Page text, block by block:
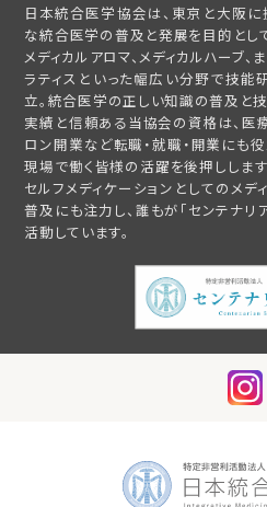
日本統合医学協会は、東京と大阪
な統合医学の普及と発展を目的とし
メディカルアロマ、メディカルハーブ、
ラティスといった幅広い分野で技
立。統合医学の正しい知識の普及と
実績と信頼ある当協会の資格は、医
ロン開業など転職・就職・開業にも
現場で働く皆様の活躍を後押しします
セルフメディケーションとしてのメデ
普及にも注力し、誰もが「センテナリ
活動しています。